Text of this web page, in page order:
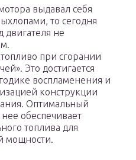
выдавал себя
то сегодня
двигателя не
при сгорании
Это достигается
воспламенения и
конструкции
Оптимальный
обеспечивает
топлива для
мощности.